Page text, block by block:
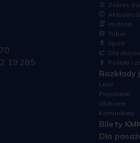
19 285
Zakres
Historia
Tabor
Sport
Dla
Polityki i
Rozkłady
Linie
Przystanki
Ulubione
Komunikaty
Bilety
Dla